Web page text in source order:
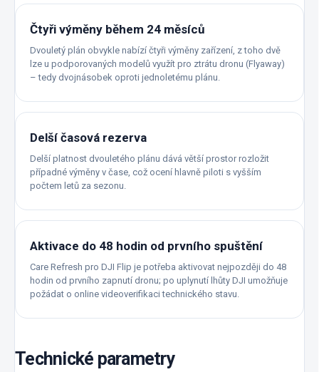
Čtyři výměny během 24 měsíců
Dvouletý plán obvykle nabízí čtyři výměny zařízení, z toho dvě
lze u podporovaných modelů využít pro ztrátu dronu (Flyaway)
– tedy dvojnásobek oproti jednoletému plánu.
Delší časová rezerva
Delší platnost dvouletého plánu dává větší prostor rozložit
případné výměny v čase, což ocení hlavně piloti s vyšším
počtem letů za sezonu.
Aktivace do 48 hodin od prvního spuštění
Care Refresh pro DJI Flip je potřeba aktivovat nejpozději do 48
hodin od prvního zapnutí dronu; po uplynutí lhůty DJI umožňuje
požádat o online videoverifikaci technického stavu.
Technické parametry